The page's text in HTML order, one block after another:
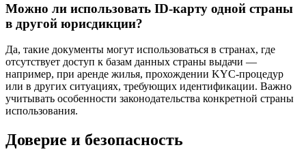
Можно ли использовать ID-карту одной страны
в другой юрисдикции?
Да, такие документы могут использоваться в странах, где
отсутствует доступ к базам данных страны выдачи —
например, при аренде жилья, прохождении KYC-процедур
или в других ситуациях, требующих идентификации. Важно
учитывать особенности законодательства конкретной страны
использования.
Доверие и безопасность